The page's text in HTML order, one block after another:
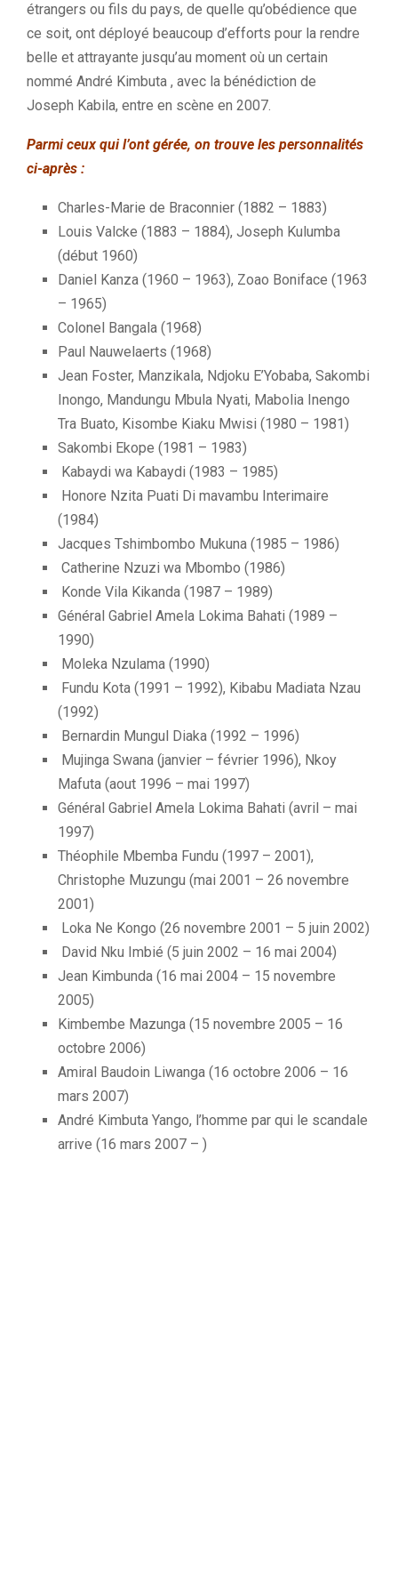
étrangers ou fils du pays, de quelle qu’obédience que
ce soit, ont déployé beaucoup d’efforts pour la rendre
belle et attrayante jusqu’au moment où un certain
nommé André Kimbuta , avec la bénédiction de
Joseph Kabila, entre en scène en 2007.
Parmi ceux qui l’ont gérée, on trouve les personnalités
ci-après :
Charles-Marie de Braconnier (1882 – 1883)
Louis Valcke (1883 – 1884), Joseph Kulumba
(début 1960)
Daniel Kanza (1960 – 1963), Zoao Boniface (1963
– 1965)
Colonel Bangala (1968)
Paul Nauwelaerts (1968)
Jean Foster, Manzikala, Ndjoku E’Yobaba, Sakombi
Inongo, Mandungu Mbula Nyati, Mabolia Inengo
Tra Buato, Kisombe Kiaku Mwisi (1980 – 1981)
Sakombi Ekope (1981 – 1983)
Kabaydi wa Kabaydi (1983 – 1985)
Honore Nzita Puati Di mavambu Interimaire
(1984)
Jacques Tshimbombo Mukuna (1985 – 1986)
Catherine Nzuzi wa Mbombo (1986)
Konde Vila Kikanda (1987 – 1989)
Général Gabriel Amela Lokima Bahati (1989 –
1990)
Moleka Nzulama (1990)
Fundu Kota (1991 – 1992), Kibabu Madiata Nzau
(1992)
Bernardin Mungul Diaka (1992 – 1996)
Mujinga Swana (janvier – février 1996), Nkoy
Mafuta (aout 1996 – mai 1997)
Général Gabriel Amela Lokima Bahati (avril – mai
1997)
Théophile Mbemba Fundu (1997 – 2001),
Christophe Muzungu (mai 2001 – 26 novembre
2001)
Loka Ne Kongo (26 novembre 2001 – 5 juin 2002)
David Nku Imbié (5 juin 2002 – 16 mai 2004)
Jean Kimbunda (16 mai 2004 – 15 novembre
2005)
Kimbembe Mazunga (15 novembre 2005 – 16
octobre 2006)
Amiral Baudoin Liwanga (16 octobre 2006 – 16
mars 2007)
André Kimbuta Yango, l’homme par qui le scandale
arrive (16 mars 2007 – )